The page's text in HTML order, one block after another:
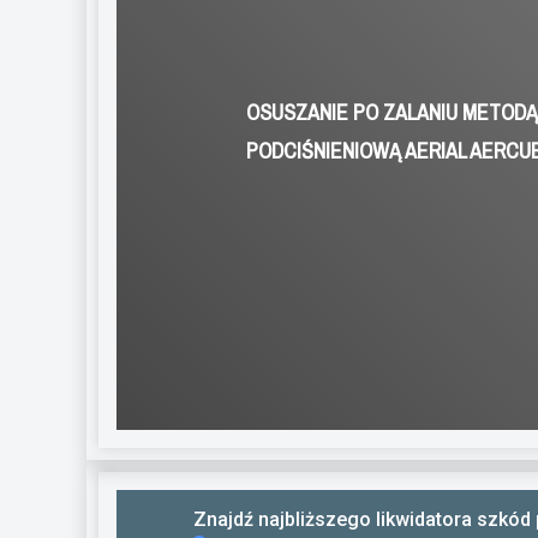
OSUSZANIE PO ZALANIU METODĄ
PODCIŚNIENIOWĄ AERIAL